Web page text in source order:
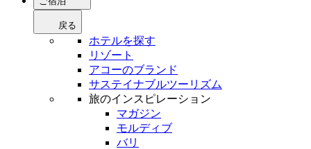
戻る
ホテルを探す
リゾート
アコーのブランド
サステイナブルツーリズム
旅のインスピレーション
マガジン
モルディブ
バリ